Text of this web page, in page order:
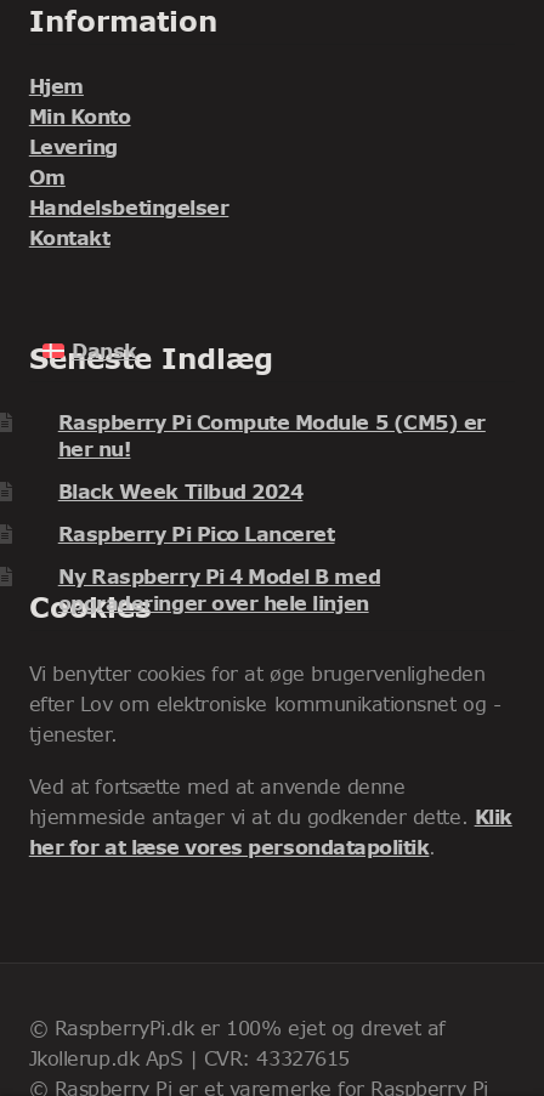
Information
Hjem
Min Konto
Levering
Om
Handelsbetingelser
Kontakt
Dansk
Seneste Indlæg
Raspberry Pi Compute Module 5 (CM5) er
her nu!
Black Week Tilbud 2024
Raspberry Pi Pico Lanceret
Ny Raspberry Pi 4 Model B med
opgraderinger over hele linjen
Cookies
Vi benytter cookies for at øge brugervenligheden
efter Lov om elektroniske kommunikationsnet og -
tjenester.
Ved at fortsætte med at anvende denne
hjemmeside antager vi at du godkender dette. Klik
her for at læse vores persondatapolitik.
© RaspberryPi.dk er 100% ejet og drevet af
Jkollerup.dk ApS | CVR: 43327615
© Raspberry Pi er et varemerke for Raspberry Pi